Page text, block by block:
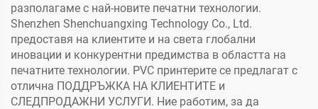
разполагаме с най-новите печатни технологии.
Shenzhen Shenchuangxing Technology Co., Ltd.
предоставя на клиентите и на света глобални
иновации и конкурентни предимства в областта на
печатните технологии. PVC принтерите се предлагат с
отлична ПОДДРЪЖКА НА КЛИЕНТИТЕ и
СЛЕДПРОДАЖНИ УСЛУГИ. Ние работим, за да